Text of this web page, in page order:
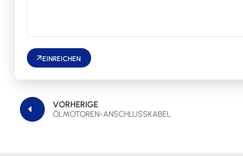
EINREICHEN
VORHERIGE
ÖLMOTOREN-ANSCHLUSSKABEL